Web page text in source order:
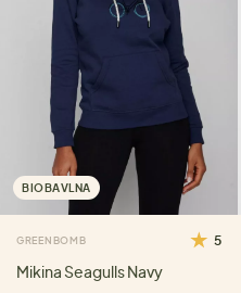
BIOBAVLNA
GREENBOMB 5
Mikina Seagulls Navy